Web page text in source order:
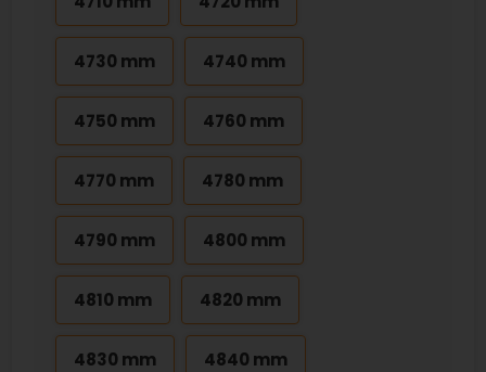
4730 mm 4740 mm
4750 mm 4760 mm
4770 mm 4780 mm
4790 mm 4800 mm
4810 mm 4820 mm
4830 mm 4840 mm